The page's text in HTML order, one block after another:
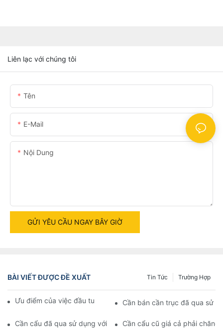
Liên lạc với chúng tôi
Tên
E-Mail
Nội Dung
GỬI YÊU CẦU NGAY BÂY GIỜ
BÀI VIẾT ĐƯỢC ĐỀ XUẤT Trường Hợp
Tin Tức
Ưu điểm của việc đầu tư vào một chiếc cần cẩu cũ
Cần bán cần trục đã qua sử
Cần cẩu đã qua sử dụng với giá phải chăng: Tìm giải pháp
Cần cẩu cũ giá cả phải